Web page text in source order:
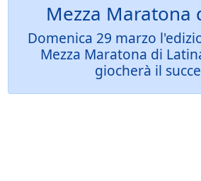
Mezza Maratona
Domenica 29 marzo
Mezza Maratona di
giocherà il